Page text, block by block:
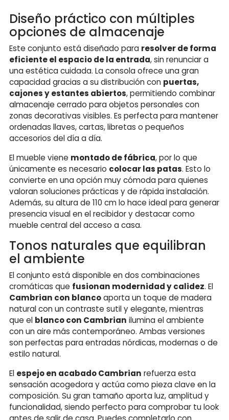
Diseño práctico con múltiples
opciones de almacenaje
Este conjunto está diseñado para resolver de forma
eficiente el espacio de la entrada, sin renunciar a
una estética cuidada. La consola ofrece una gran
capacidad gracias a su distribución con puertas,
cajones y estantes abiertos, permitiendo combinar
almacenaje cerrado para objetos personales con
zonas decorativas visibles. Es perfecta para mantener
ordenadas llaves, cartas, libretas o pequeños
accesorios del día a día.
El mueble viene montado de fábrica, por lo que
únicamente es necesario colocar las patas. Esto lo
convierte en una opción muy cómoda para quienes
valoran soluciones prácticas y de rápida instalación.
Además, su altura de 110 cm lo hace ideal para generar
presencia visual en el recibidor y destacar como
mueble central del acceso a casa.
Tonos naturales que equilibran
el ambiente
El conjunto está disponible en dos combinaciones
cromáticas que fusionan modernidad y calidez. El
Cambrian con blancoaporta un toque de madera
natural con un contraste sutil y elegante, mientras
que el blanco con Cambrian ilumina el ambiente
con un aire más contemporáneo. Ambas versiones
son perfectas para entradas nórdicas, modernas o de
estilo natural.
El espejo en acabado Cambrian refuerza esta
sensación acogedora y actúa como pieza clave en la
composición. Su gran tamaño aporta luz, amplitud y
funcionalidad, siendo perfecto para comprobar tu look